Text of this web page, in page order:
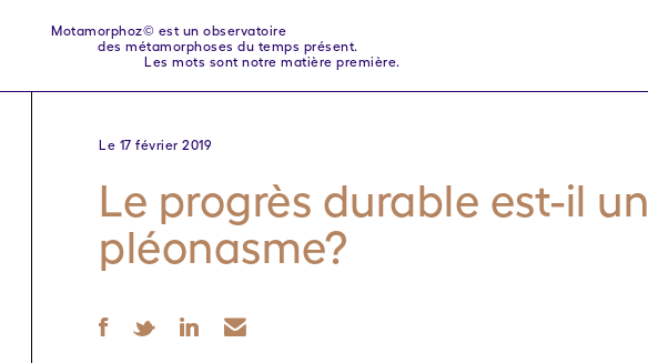
Motamorphoz© est un observatoire
des métamorphoses du temps présent.
Les mots sont notre matière première.
Le 17 février 2019
Le progrès durable est-il un
pléonasme?